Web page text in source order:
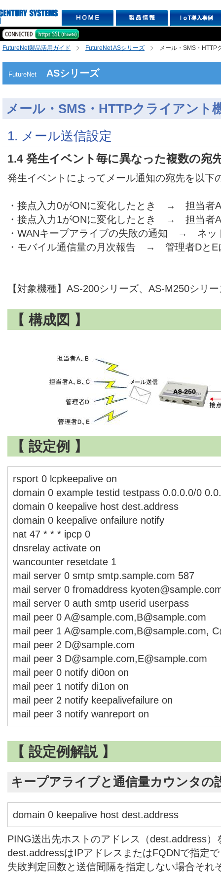
FutureNet製品活用ガイド FutureNet ASシリーズ メール・SMS・HTTP
FutureNet ASシリーズ
メール・SMS・HTTPクライアント
1. メール送信設定
1.4 発生イベント毎に異なった複数の宛
発生イベントによってメール通知の宛先を以下
・接点入力0がONに変化したとき → 担当者
・接点入力1がONに変化したとき → 担当者
・WANキープアライブの失敗の通知 → ネッ
・モバイル通信量の月次報告 → 管理者DとE
【対象機種】AS-200シリーズ、AS-M250シリ
【 構成図 】
【 設定例 】
rsport 0 lcpkeepalive on
domain 0 example testid testpass 0.0.0.0/0
domain 0 keepalive host dest.address
domain 0 keepalive onfailure notify
nat 47 * * * ipcp 0
dnsrelay activate on
wancounter resetdate 1
mail server 0 smtp smtp.sample.com 587
mail server 0 fromaddress
mail server 0 auth smtp userid userpass
mail peer 0 A@sample.com,B@sample.com
mail peer 1 A@sample.com,B@sample.com,
mail peer 2 D@sample.com
mail peer 3 D@sample.com,E@sample.com
mail peer 0 notify di0on on
mail peer 1 notify di1on on
mail peer 2 notify keepalivefailure on
mail peer 3 notify wanreport on
【 設定例解説 】
キープアライブと通信量カウンタの
domain 0 keepalive host dest.address
PING送出先ホストのアドレス（dest.address）
dest.addressはIPアドレスまたはFQDNで指定
失敗判定回数と送信間隔を指定しない場合それ